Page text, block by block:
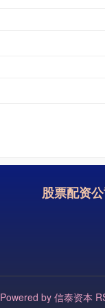
股票配资
Powered by 信泰资本